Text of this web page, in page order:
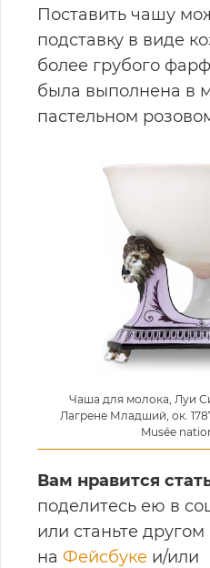
Поставить чашу
подставку в виде
более грубого
была выполнена в
пастельном
Чаша для молока, Луи
Лагрене Младший, ок.
Musée
Вам нравится
поделитесь ею в
или станьте
на Фейсбуке и/или